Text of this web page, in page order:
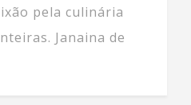
pela culinária
Janaina de